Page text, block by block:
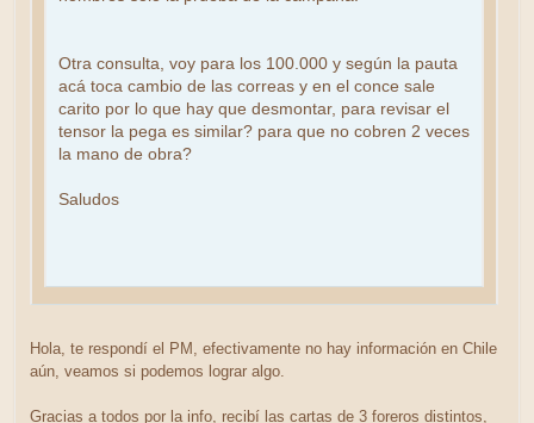
Otra consulta, voy para los 100.000 y según la pauta
acá toca cambio de las correas y en el conce sale
carito por lo que hay que desmontar, para revisar el
tensor la pega es similar? para que no cobren 2 veces
la mano de obra?
Saludos
Hola, te respondí el PM, efectivamente no hay información en Chile
aún, veamos si podemos lograr algo.
Gracias a todos por la info, recibí las cartas de 3 foreros distintos,